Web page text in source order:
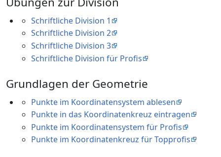
Schriftliche Division 1
Schriftliche Division 2
Schriftliche Division 3
Schriftliche Division für Profis
Grundlagen der Geometrie
Punkte im Koordinatensystem ablesen
Punkte in das Koordinatenkreuz eintragen
Punkte im Koordinatensystem für Profis
Punkte im Koordinatenkreuz für Topprofis